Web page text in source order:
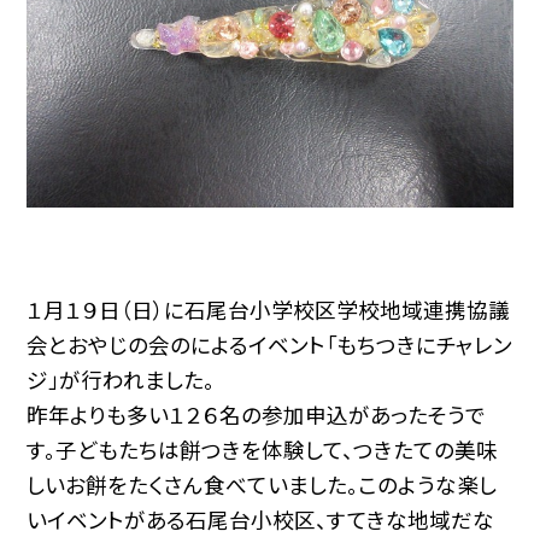
１月１９日（日）に石尾台小学校区学校地域連携協議
会とおやじの会のによるイベント「もちつきにチャレン
ジ」が行われました。
昨年よりも多い１２６名の参加申込があったそうで
す。子どもたちは餅つきを体験して、つきたての美味
しいお餅をたくさん食べていました。このような楽し
いイベントがある石尾台小校区、すてきな地域だな